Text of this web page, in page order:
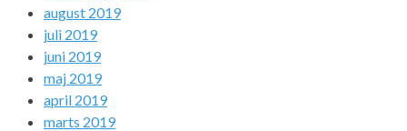
august 2019
juli 2019
juni 2019
maj 2019
april 2019
marts 2019